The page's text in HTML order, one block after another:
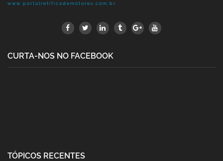
www.portalretificademotores.com.br
CURTA-NOS NO FACEBOOK
TÓPICOS RECENTES